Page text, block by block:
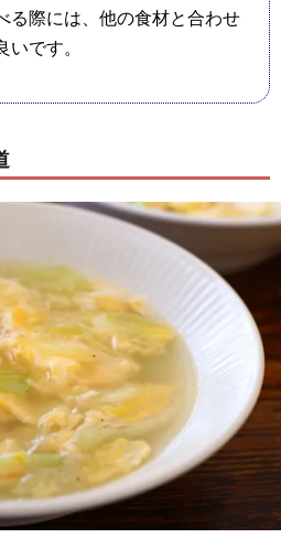
る際には、他の食材と合わせ
です。